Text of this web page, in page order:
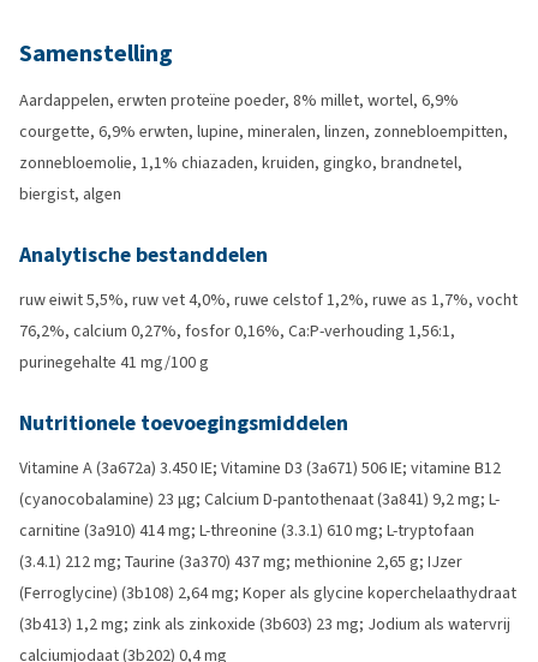
Samenstelling
Aardappelen, erwten proteïne poeder, 8% millet, wortel, 6,9%
courgette, 6,9% erwten, lupine, mineralen, linzen, zonnebloempitten,
zonnebloemolie, 1,1% chiazaden, kruiden, gingko, brandnetel,
biergist, algen
Analytische bestanddelen
ruw eiwit 5,5%, ruw vet 4,0%, ruwe celstof 1,2%, ruwe as 1,7%, vocht
76,2%, calcium 0,27%, fosfor 0,16%, Ca:P-verhouding 1,56:1,
purinegehalte 41 mg/100 g
Nutritionele toevoegingsmiddelen
Vitamine A (3a672a) 3.450 IE; Vitamine D3 (3a671) 506 IE; vitamine B12
(cyanocobalamine) 23 µg; Calcium D-pantothenaat (3a841) 9,2 mg; L-
carnitine (3a910) 414 mg; L-threonine (3.3.1) 610 mg; L-tryptofaan
(3.4.1) 212 mg; Taurine (3a370) 437 mg; methionine 2,65 g; IJzer
(Ferroglycine) (3b108) 2,64 mg; Koper als glycine koperchelaathydraat
(3b413) 1,2 mg; zink als zinkoxide (3b603) 23 mg; Jodium als watervrij
calciumjodaat (3b202) 0,4 mg